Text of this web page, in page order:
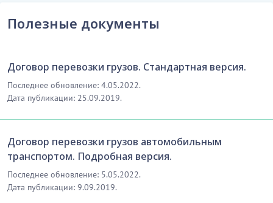
Полезные документы
Договор перевозки грузов. Стандартная версия.
Последнее обновление: 4.05.2022.
Дата публикации: 25.09.2019.
Договор перевозки грузов автомобильным
транспортом. Подробная версия.
Последнее обновление: 5.05.2022.
Дата публикации: 9.09.2019.